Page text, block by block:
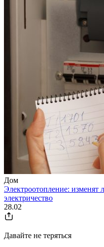
Дом
Электроотопление: изменят
электричество
28.02
Давайте не теряться